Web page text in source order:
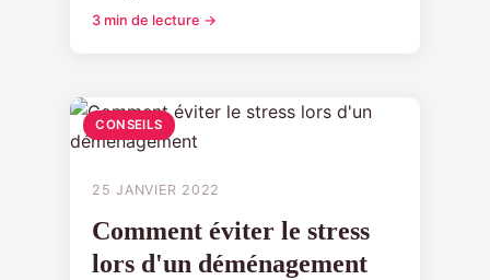
3 min de lecture →
CONSEILS
25 JANVIER 2022
Comment éviter le stress
lors d'un déménagement